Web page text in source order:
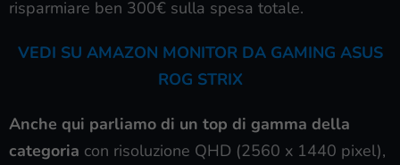
risparmiare ben 300€ sulla spesa totale.
VEDI SU AMAZON MONITOR DA GAMING ASUS
ROG STRIX
Anche qui parliamo di un top di gamma della
categoria con risoluzione QHD (2560 x 1440 pixel),